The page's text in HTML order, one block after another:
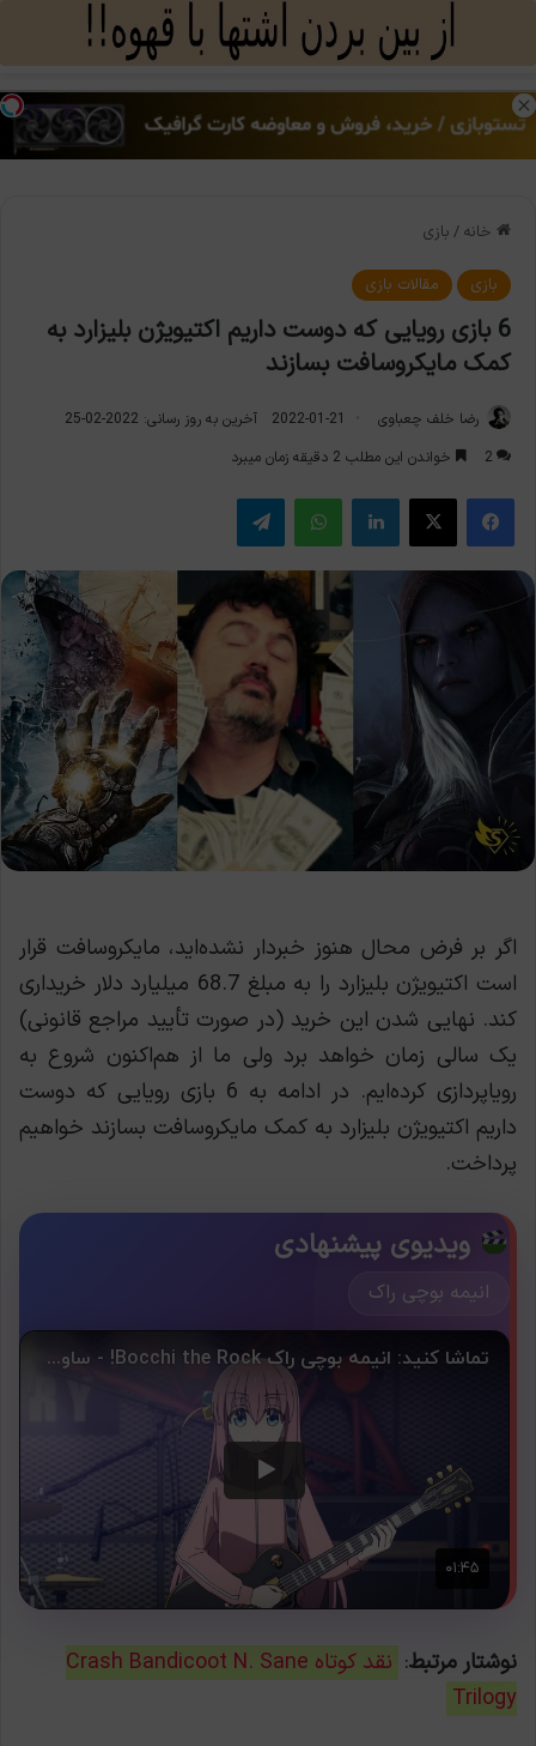
خانه / بازی
بازی مقالات بازی
6 بازی رویایی که دوست داریم اکتیویژن بلیزارد به
کمک مایکروسافت بسازند
رضا خلف چعباوی 2022-01-21
آخرین به روز رسانی: 2022-02-25
2
خواندن این مطلب 2 دقیقه زمان میبرد
فیس بوک X لینکدین واتس آپ تلگرام
اگر بر فرض محال هنوز خبردار نشده‌اید، مایکروسافت قرار
است اکتیویژن بلیزارد را به مبلغ 68.7 میلیارد دلار خریداری
کند. نهایی شدن این خرید (در صورت تأیید مراجع قانونی)
یک سالی زمان خواهد برد ولی ما از هم‌اکنون شروع به
رویاپردازی کرده‌ایم. در ادامه به 6 بازی رویایی که دوست
داریم اکتیویژن بلیزارد به کمک مایکروسافت بسازند خواهیم
پرداخت.
ویدیوی پیشنهادی
انیمه بوچی راک
نوشتار مرتبط:
نقد کوتاه Crash Bandicoot N. Sane
Trilogy